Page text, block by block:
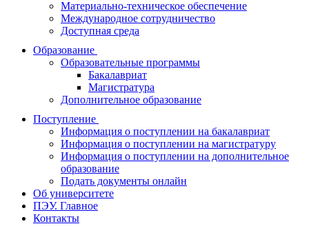
Материально-техническое обеспечение
Международное сотрудничество
Доступная среда
Образование
Образовательные программы
Бакалавриат
Магистратура
Дополнительное образование
Поступление
Информация о поступлении на бакалавриат
Информация о поступлении на магистратуру
Информация о поступлении на дополнительное
образование
Подать документы онлайн
Об университете
ПЭУ. Главное
Контакты